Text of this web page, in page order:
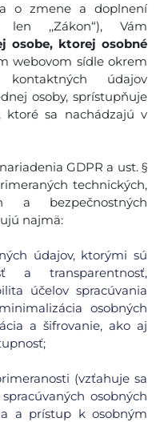
o zmene a doplnení
len ,,Zákon“), Vám
osobe, ktorej osobné
webovom sídle okrem
údajov
osoby, sprístupňuje
ktoré sa nachádzajú v
GDPR a ust. §
technických,
a bezpečnostných
najmä:
údajov, ktorými sú
a transparentnosť,
účelov spracúvania
osobných
a šifrovanie, ako aj
(vzťahuje sa
osobných
a prístup k osobným